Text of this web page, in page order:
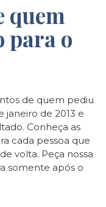
quem
para o
de quem pediu
janeiro de 2013 e
Conheça as
cada pessoa que
volta. Peça nossa
somente após o